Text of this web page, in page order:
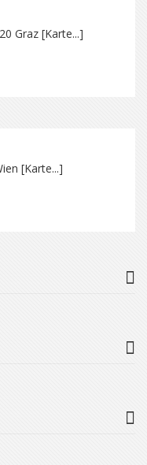
Graz [Karte...]
[Karte...]